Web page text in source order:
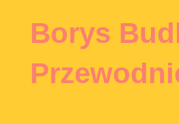
Borys